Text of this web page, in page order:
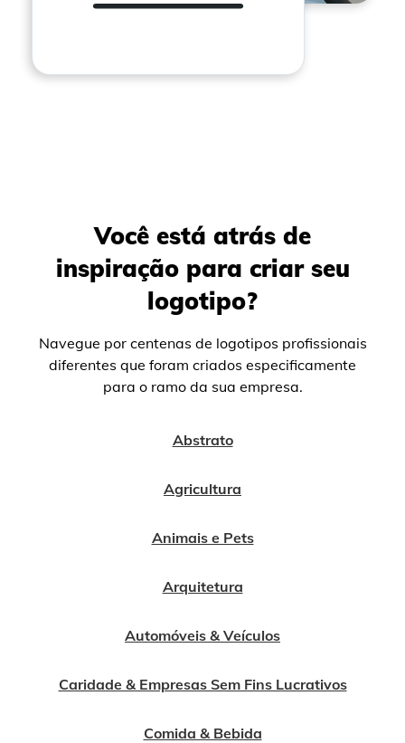
Você está atrás de
inspiração para criar seu
logotipo?
Navegue por centenas de logotipos profissionais
diferentes que foram criados especificamente
para o ramo da sua empresa.
Abstrato
Agricultura
Animais e Pets
Arquitetura
Automóveis & Veículos
Caridade & Empresas Sem Fins Lucrativos
Comida & Bebida